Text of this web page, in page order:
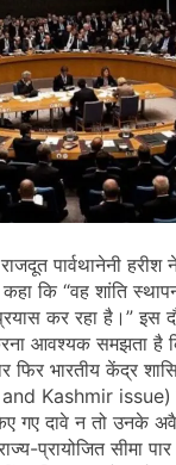
पार्वथानेनी हरीश
कि “वह शांति
कर रहा है।” इस
आवश्यक समझता है
फिर भारतीय केंद्र
Kashmir issue)
गए दावे न तो उनके
प्रायोजित सीमा